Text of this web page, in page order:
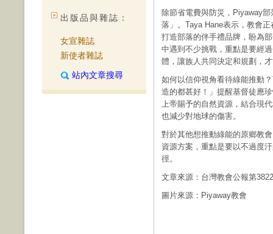
出版品與雜誌：
女宣雜誌
新使者雜誌
站內文章搜尋
除節省電費與防災，Piyaway
落」。Taya Hane表示，教會
打造部落的伴手禮品牌，盼為
中遇到不少挑戰，重點是要經
體，讓族人共同決定和規劃，
如何以信仰視角看待綠能推動
造的都甚好！」提醒基督徒應
上帝賜予的自然資源，結合現
也減少對地球的傷害。
對於其他想推動綠能的原鄉教
資源方案，重點是要以不過度
徑。
文章來源：台灣教會公報第
圖片來源：Piyaway教會